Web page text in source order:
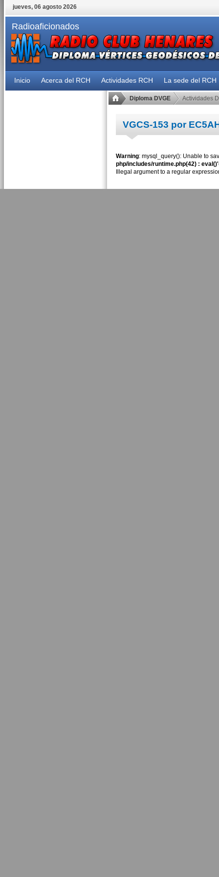
jueves, 06 agosto 2026
Radioaficionados
Inicio Acerca del RCH Actividades RCH La sede del RCH
Diploma DVGE Actividades
VGCS-153 por
Warning: mysql_query(): Unable to
php/includes/runtime.php(42) :
Illegal argument to a regular